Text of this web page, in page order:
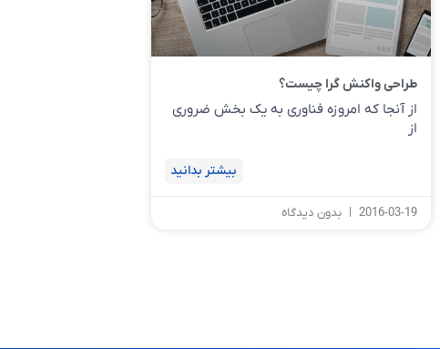
طراحی واکنش گرا چیست؟
از آنجا که امروزه فناوری به یک بخش ضروری
از
بیشتر بدانید
2016-03-19 بدون دیدگاه